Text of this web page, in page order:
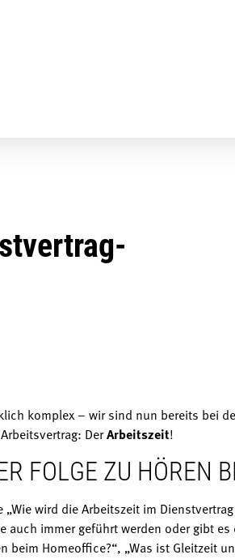
komplex – wir sind nun bereits bei
DerArbeitszeit!
FOLGE ZU HÖREN
wird die Arbeitszeit im
auch immer geführt werden oder gibt es
beim Homeoffice?“, „Was ist Gleitzeit